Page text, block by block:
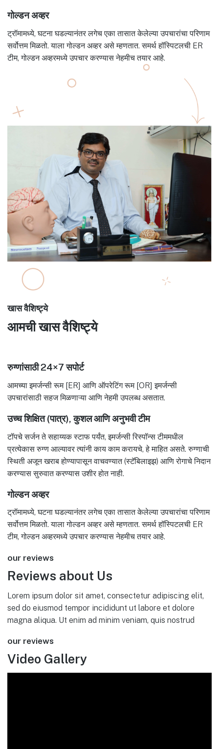
गोल्डन अव्हर
ट्रॉमामध्ये, घटना घडल्यानंतर लगेच एका तासात केलेल्या उपचारांचा परिणाम
सर्वोत्तम मिळतो. याला गोल्डन अव्हर असे म्हणतात. समर्थ हॉस्पिटलची ER
टीम, गोल्डन अव्हरमध्ये उपचार करण्यास नेहमीच तयार आहे.
खास वैशिष्ट्ये
आमची खास वैशिष्ट्ये
रुग्णांसाठी 24×7 सपोर्ट
आमच्या इमर्जन्सी रूम [ER] आणि ऑपरेटिंग रूम [OR] इमर्जन्सी
उपचारांसाठी सहज मिळणाऱ्या आणि नेहमी उपलब्ध असतात.
उच्च शिक्षित (पात्र), कुशल आणि अनुभवी टीम
टॉपचे सर्जन ते सहाय्यक स्टाफ पर्यंत, इमर्जन्सी रिस्पॉन्स टीममधील
प्रत्येकास रुग्ण आल्यावर त्यांनी काय काम करायचे, हे माहित असते. रुग्णाची
स्थिती अजून खराब होण्यापासून वाचवण्यात (स्टॅबिलाइझ) आणि रोगाचे निदान
करण्यास सुरुवात करण्यास उशीर होत नाही.
गोल्डन अव्हर
ट्रॉमामध्ये, घटना घडल्यानंतर लगेच एका तासात केलेल्या उपचारांचा परिणाम
सर्वोत्तम मिळतो. याला गोल्डन अव्हर असे म्हणतात. समर्थ हॉस्पिटलची ER
टीम, गोल्डन अव्हरमध्ये उपचार करण्यास नेहमीच तयार आहे.
our reviews
Reviews about Us
Lorem ipsum dolor sit amet, consectetur adipiscing elit,
sed do eiusmod tempor incididunt ut labore et dolore
magna aliqua. Ut enim ad minim veniam, quis nostrud
our reviews
Video Gallery